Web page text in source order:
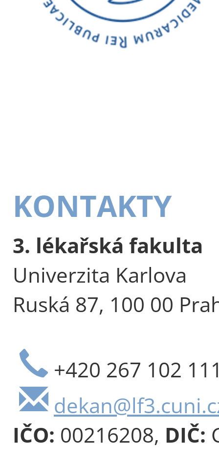
KONTAKTY
3. lékařská fakulta
Univerzita Karlova
Ruská 87, 100 00
+420 267 102
IČO: 00216208, DIČ: